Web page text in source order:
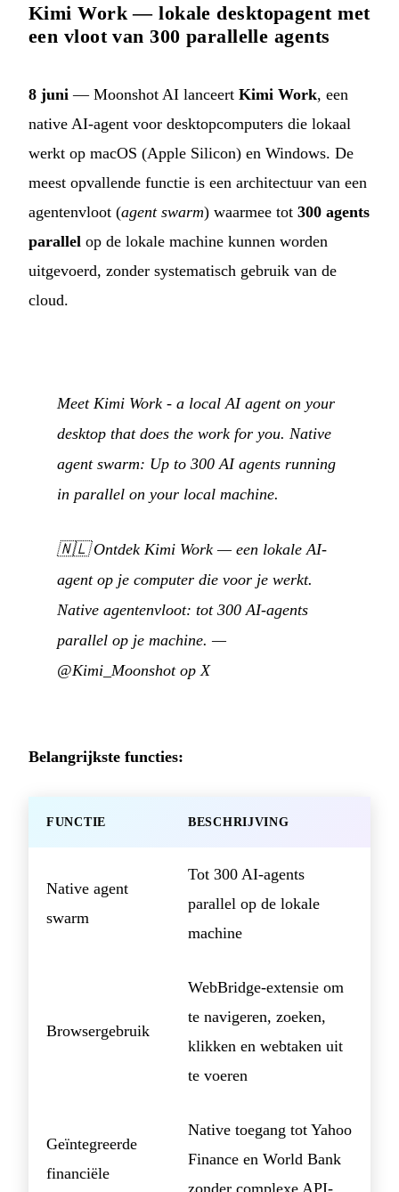
Kimi Work — lokale desktopagent met
een vloot van 300 parallelle agents
8 juni — Moonshot AI lanceert Kimi Work, een
native AI-agent voor desktopcomputers die lokaal
werkt op macOS (Apple Silicon) en Windows. De
meest opvallende functie is een architectuur van een
agentenvloot (agent swarm) waarmee tot 300 agents
parallel op de lokale machine kunnen worden
uitgevoerd, zonder systematisch gebruik van de
cloud.
Meet Kimi Work - a local AI agent on your
desktop that does the work for you. Native
agent swarm: Up to 300 AI agents running
in parallel on your local machine.
🇳🇱Ontdek Kimi Work — een lokale AI-
agent op je computer die voor je werkt.
Native agentenvloot: tot 300 AI-agents
parallel op je machine. —
@Kimi_Moonshot op X
Belangrijkste functies:
FUNCTIE BESCHRIJVING
Native agent
swarm
Tot 300 AI-agents
parallel op de lokale
machine
Browsergebruik
WebBridge-extensie om
te navigeren, zoeken,
klikken en webtaken uit
te voeren
Geïntegreerde
financiële
Native toegang tot Yahoo
Finance en World Bank